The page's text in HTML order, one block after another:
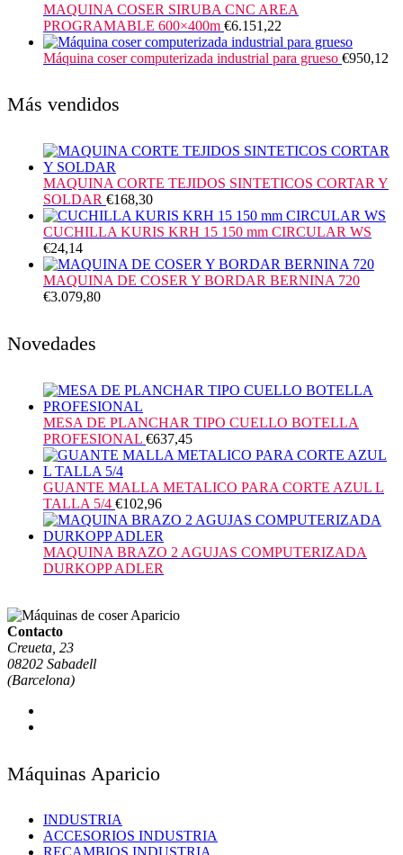
MAQUINA COSER SIRUBA CNC AREA
PROGRAMABLE 600×400m €6.151,22
Máquina coser computerizada industrial para grueso €950,12
Más vendidos
MAQUINA CORTE TEJIDOS SINTETICOS CORTAR Y
SOLDAR €168,30
CUCHILLA KURIS KRH 15 150 mm CIRCULAR WS
€24,14
MAQUINA DE COSER Y BORDAR BERNINA 720
€3.079,80
Novedades
MESA DE PLANCHAR TIPO CUELLO BOTELLA
PROFESIONAL €637,45
GUANTE MALLA METALICO PARA CORTE AZUL L
TALLA 5/4 €102,96
MAQUINA BRAZO 2 AGUJAS COMPUTERIZADA
DURKOPP ADLER
Contacto
Creueta, 23
08202 Sabadell
(Barcelona)
Máquinas Aparicio
INDUSTRIA
ACCESORIOS INDUSTRIA